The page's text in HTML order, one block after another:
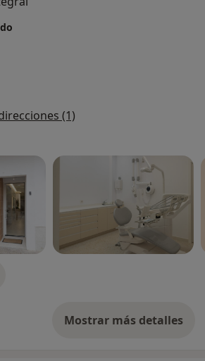
(1)
Mostrar más detalles
sobre la